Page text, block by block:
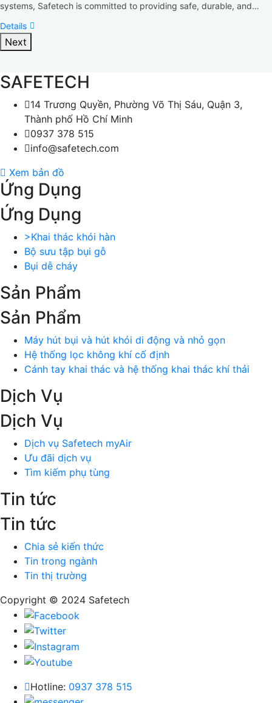
systems, Safetech is committed to providing safe, durable, and
technically compliant access platform solutions for environmental
monitoring activities.
Details
Next
SAFETECH
14 Trương Quyền, Phường Võ Thị Sáu, Quận 3,
Thành phố Hồ Chí Minh
0937 378 515
info@safetech.com
Xem bản đồ
Ứng Dụng
Ứng Dụng
>Khai thác khói hàn
Bộ sưu tập bụi gỗ
Bụi dễ cháy
Sản Phẩm
Sản Phẩm
Máy hút bụi và hút khói di động và nhỏ gọn
Hệ thống lọc không khí cố định
Cánh tay khai thác và hệ thống khai thác khí thải
Dịch Vụ
Dịch Vụ
Dịch vụ Safetech myAir
Ưu đãi dịch vụ
Tìm kiếm phụ tùng
Tin tức
Tin tức
Chia sẻ kiến thức
Tin trong ngành
Tin thị trường
Copyright © 2024 Safetech
Hotline: 0937 378 515